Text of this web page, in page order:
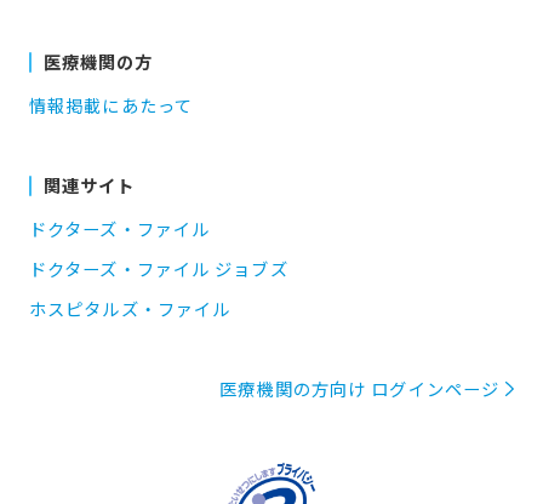
医療機関の方
情報掲載にあたって
関連サイト
ドクターズ・ファイル
ドクターズ・ファイル ジョブズ
ホスピタルズ・ファイル
医療機関の方向け ログインページ